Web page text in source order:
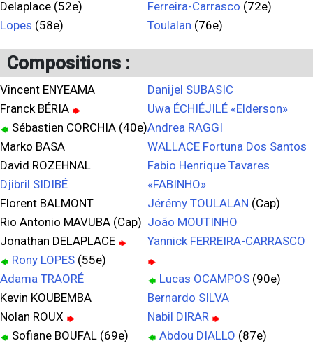
Delaplace (52e)
Lopes (58e)
Ferreira-Carrasco (72e)
Toulalan (76e)
Compositions :
Vincent ENYEAMA
Franck BÉRIA
Sébastien CORCHIA (40e)
Marko BASA
David ROZEHNAL
Djibril SIDIBÉ
Florent BALMONT
Rio Antonio MAVUBA (Cap)
Jonathan DELAPLACE
Rony LOPES (55e)
Adama TRAORÉ
Kevin KOUBEMBA
Nolan ROUX
Sofiane BOUFAL (69e)
Danijel SUBASIC
Uwa ÉCHIÉJILÉ «Elderson»
Andrea RAGGI
WALLACE Fortuna Dos Santos
Fabio Henrique Tavares
«FABINHO»
Jérémy TOULALAN (Cap)
João MOUTINHO
Yannick FERREIRA-CARRASCO
Lucas OCAMPOS (90e)
Bernardo SILVA
Nabil DIRAR
Abdou DIALLO (87e)